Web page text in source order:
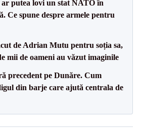
putea lovi un stat NATO în
Ce spune despre armele pentru
de Adrian Mutu pentru soția sa,
mii de oameni au văzut imaginile
precedent pe Dunăre. Cum
din barje care ajută centrala de